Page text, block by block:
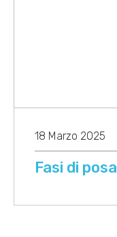
18 Marzo 2025
Fasi di posa